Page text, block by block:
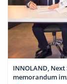
INNOLAND,
memorandum